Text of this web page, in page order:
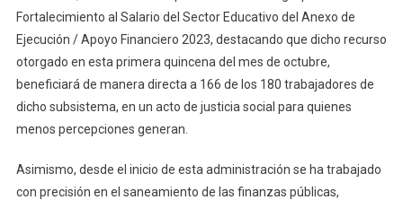
De
Fortalecimiento al Salario del Sector Educativo del Anexo de
Ejecución / Apoyo Financiero 2023, destacando que dicho recurso
otorgado en esta primera quincena del mes de octubre,
beneficiará de manera directa a 166 de los 180 trabajadores de
dicho subsistema, en un acto de justicia social para quienes
menos percepciones generan.
Asimismo, desde el inicio de esta administración se ha trabajado
con precisión en el saneamiento de las finanzas públicas,